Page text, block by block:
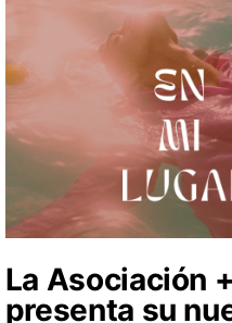
La Asociación
presenta su